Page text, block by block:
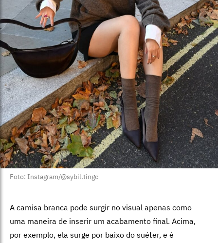
Foto: Instagram/@sybil.tingc
A camisa branca pode surgir no visual apenas como
uma maneira de inserir um acabamento final. Acima,
por exemplo, ela surge por baixo do suéter, e é